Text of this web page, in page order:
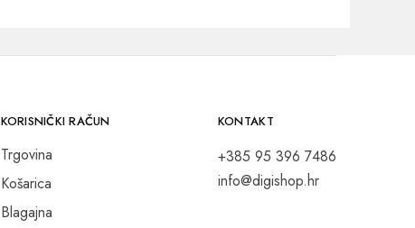
KORISNIČKI RAČUN
Trgovina
Košarica
Blagajna
KONTAKT
+385 95 396 7486
info@digishop.hr